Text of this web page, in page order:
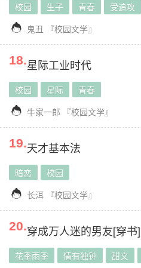
校园 生子 青春 受追攻
 鬼丑 『校园文学』
18.星际工业时代
校园 星际 青春
 牛家一郎 『校园文学』
19.天才基本法
暗恋 校园
 长洱 『校园文学』
20.穿成万人迷的男友[穿书]
花季雨季 情有独钟 甜文